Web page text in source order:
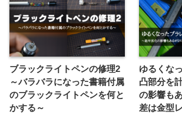
ブラックライトペンの修理2
～バラバラになった書籍付属
のブラックライトペンを何と
かする～
ゆるくな
凸部分を
の影響も
差は金型